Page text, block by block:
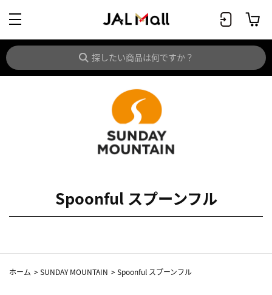
Spoonful スプーンフル
ホーム >SUNDAY MOUNTAIN >Spoonful スプーンフル